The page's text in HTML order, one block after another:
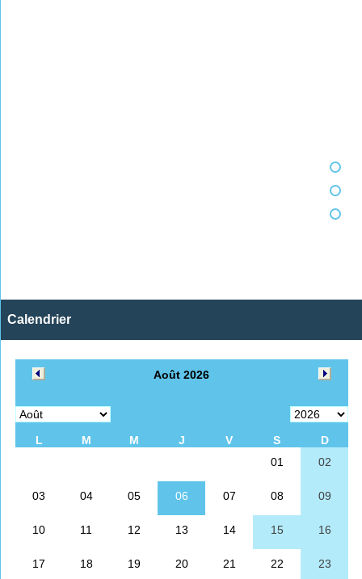
Calendrier